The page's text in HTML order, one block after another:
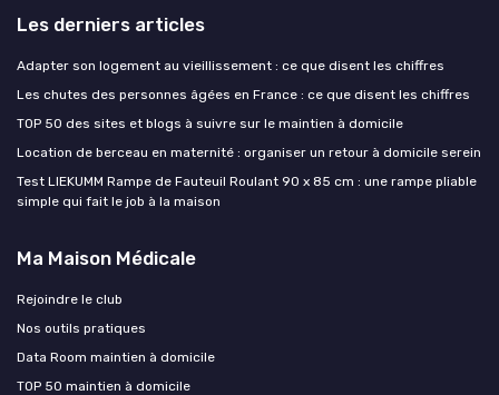
Les derniers articles
Adapter son logement au vieillissement : ce que disent les chiffres
Les chutes des personnes âgées en France : ce que disent les chiffres
TOP 50 des sites et blogs à suivre sur le maintien à domicile
Location de berceau en maternité : organiser un retour à domicile serein
Test LIEKUMM Rampe de Fauteuil Roulant 90 x 85 cm : une rampe pliable
simple qui fait le job à la maison
Ma Maison Médicale
Rejoindre le club
Nos outils pratiques
Data Room maintien à domicile
TOP 50 maintien à domicile